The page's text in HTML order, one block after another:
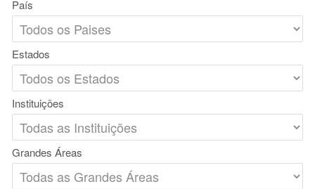
País
Estados
Instituições
Grandes Áreas